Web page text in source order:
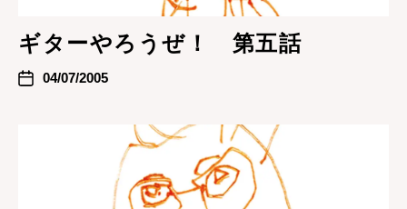
ギターやろうぜ！ 第五話
04/07/2005